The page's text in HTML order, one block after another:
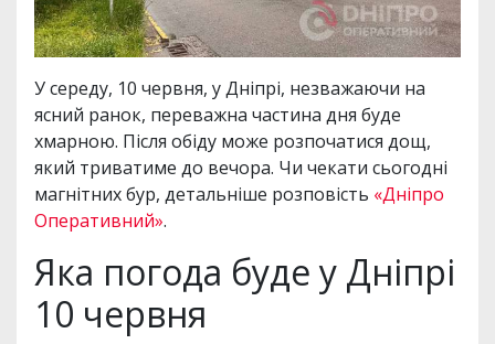
У середу, 10 червня, у Дніпрі, незважаючи на
ясний ранок, переважна частина дня буде
хмарною. Після обіду може розпочатися дощ,
який триватиме до вечора. Чи чекати сьогодні
магнітних бур, детальніше розповість «Дніпро
Оперативний».
Яка погода буде у Дніпрі
10 червня